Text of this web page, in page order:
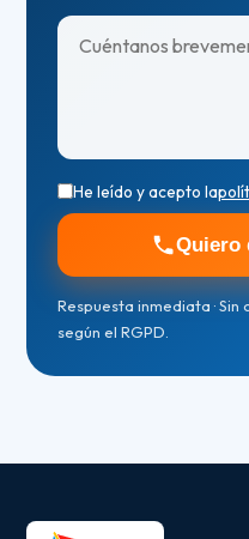
He leído y acepto la
Quiero
Respuesta inmediata ·
según el RGPD.